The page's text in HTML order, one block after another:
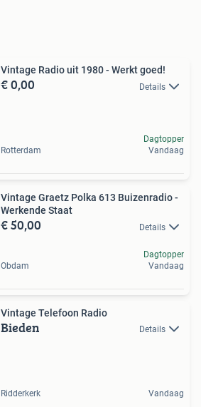
Vintage Radio uit 1980 - Werkt goed!
€ 0,00 Details
Rotterdam
Dagtopper
Vandaag
Vintage Graetz Polka 613 Buizenradio -
Werkende Staat
€ 50,00 Details
Obdam
Dagtopper
Vandaag
Vintage Telefoon Radio
Bieden Details
Ridderkerk Vandaag